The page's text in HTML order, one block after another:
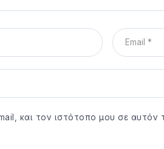
και τον ιστότοπο μου σε